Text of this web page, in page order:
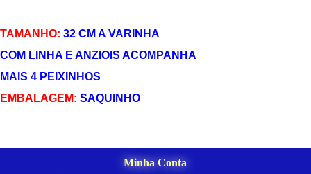
TAMANHO: 32 CM A VARINHA
COM LINHA E ANZIOIS ACOMPANHA
MAIS 4 PEIXINHOS
EMBALAGEM: SAQUINHO
Minha Conta